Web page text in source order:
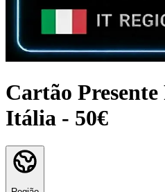
Cartão
Itália - 50€